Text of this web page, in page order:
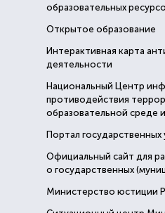
образовательных
Открытое образование
Интерактивная карта
деятельности
Национальный Центр
противодействия
образовательной среде
Портал государственных
Официальный сайт для
о государственных
Министерство юстиции